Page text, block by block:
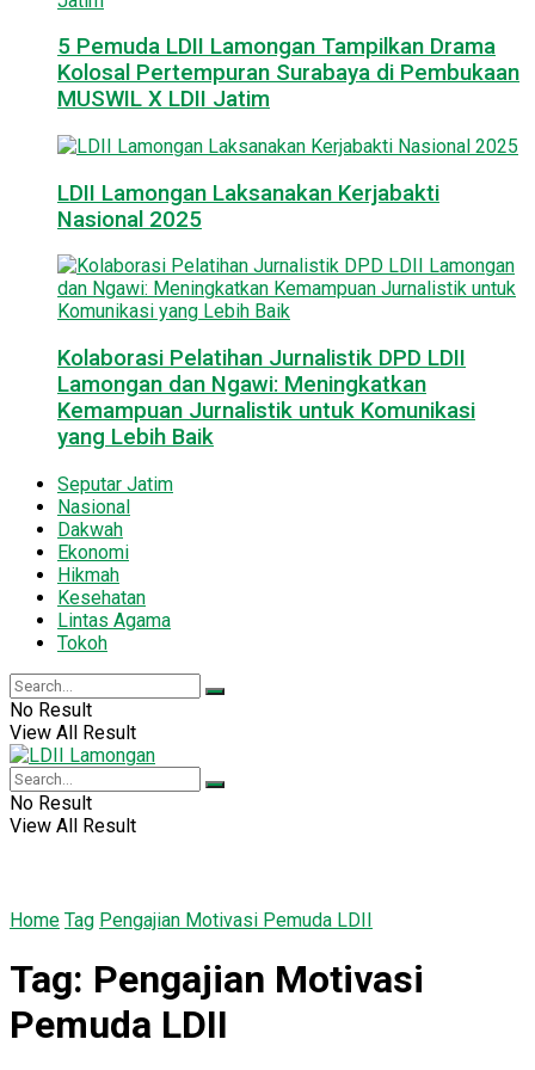
5 Pemuda LDII Lamongan Tampilkan Drama
Kolosal Pertempuran Surabaya di Pembukaan
MUSWIL X LDII Jatim
LDII Lamongan Laksanakan Kerjabakti
Nasional 2025
Kolaborasi Pelatihan Jurnalistik DPD LDII
Lamongan dan Ngawi: Meningkatkan
Kemampuan Jurnalistik untuk Komunikasi
yang Lebih Baik
Seputar Jatim
Nasional
Dakwah
Ekonomi
Hikmah
Kesehatan
Lintas Agama
Tokoh
No Result
View All Result
No Result
View All Result
Home Tag Pengajian Motivasi Pemuda LDII
Tag: Pengajian Motivasi
Pemuda LDII